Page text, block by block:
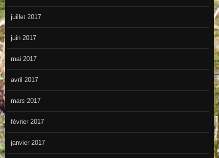
juillet 2017
juin 2017
mai 2017
avril 2017
mars 2017
février 2017
janvier 2017